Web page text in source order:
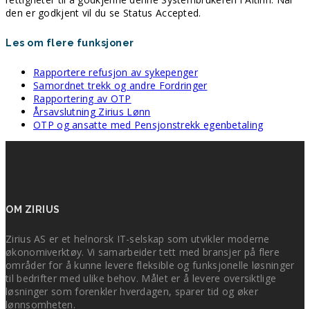
den er godkjent vil du se Status Accepted.
Les om flere funksjoner
Rapportere refusjon av sykepenger
Samordnet trekk og andre Fordringer
Rapportering av OTP
Årsavslutning Zirius Lønn
OTP og ansatte med Pensjonstrekk egenbetaling
OM ZIRIUS
Zirius AS er et helnorsk IT-selskap som utvikler moderne
økonomiverktøy. Vi samarbeider tett med bransjer på flere
områder for å kunne levere fleksible og funksjonelle løsninger
til bedrifter med ulike behov. Målet er å levere oversiktlige
løsninger som forenkler hverdagen, sparer tid og øker
lønnsomheten.